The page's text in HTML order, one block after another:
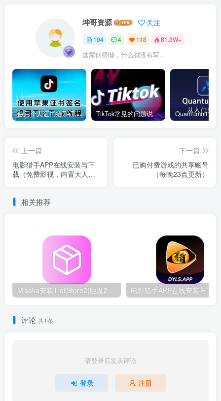
坤哥资源 关注
194 4 118 81.3W+
这家伙很懒，什么都没有写...
使用个人证书给TikTok签名安装(视频) TikTok常见的问题说明和解决方法
上一篇
电影猎手APP在线安装与下
载（免费影视，内置大人福
下一篇
已购付费游戏的共享账号
（每晚23点更新）
相关推荐
Misaka安装TrollStore2(巨魔2)教程-支持iOS15.0-16.6.1
评论 共1条
请登录后发表评论
登录 注册